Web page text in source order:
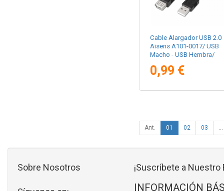
Cable Alargador USB 2.0
Aisens A101-0017/ USB
Macho - USB Hembra/
Negro
0,99 €
Ant. 01 02 03 ...
Sobre Nosotros ¡Suscríbete a Nuestro
INFORMACIÓN